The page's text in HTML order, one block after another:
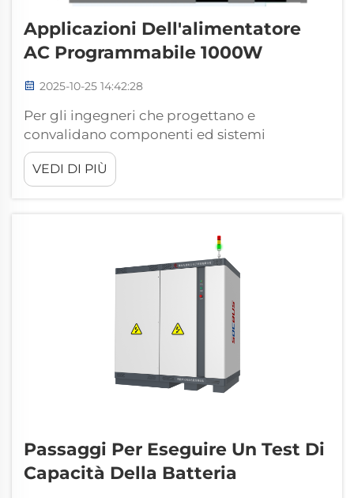
Applicazioni Dell'alimentatore
AC Programmabile 1000W
2025-10-25 14:42:28
Per gli ingegneri che progettano e
convalidano componenti ed sistemi
elettronici, i test di prestazione
rappresentano un elemento fondamentale
per garantire qualità e affidabilità. Mentre un
VEDI DI PIÙ
Passaggi Per Eseguire Un Test Di
Capacità Della Batteria